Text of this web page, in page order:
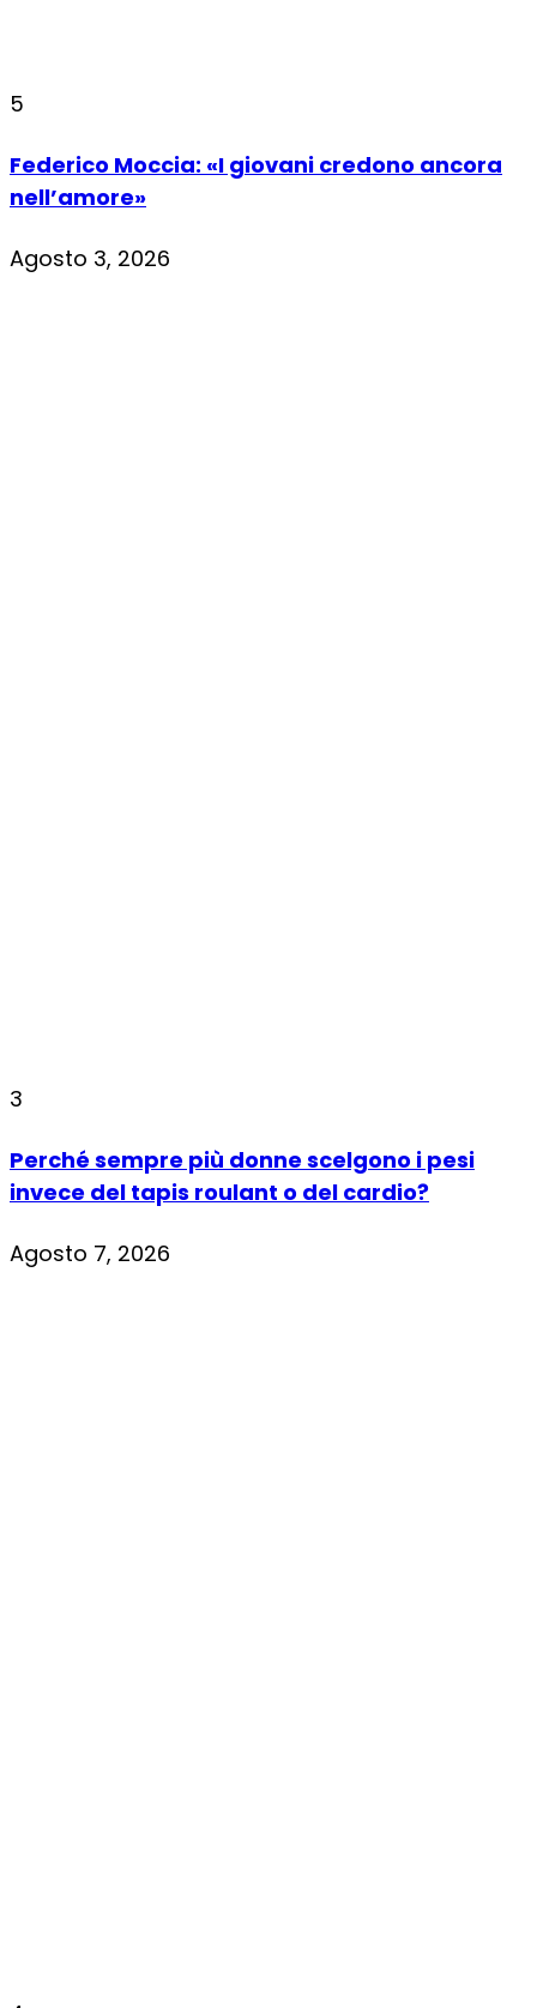
5
Federico Moccia: «I giovani credono ancora
nell’amore»
Agosto 3, 2026
3
Perché sempre più donne scelgono i pesi
invece del tapis roulant o del cardio?
Agosto 7, 2026